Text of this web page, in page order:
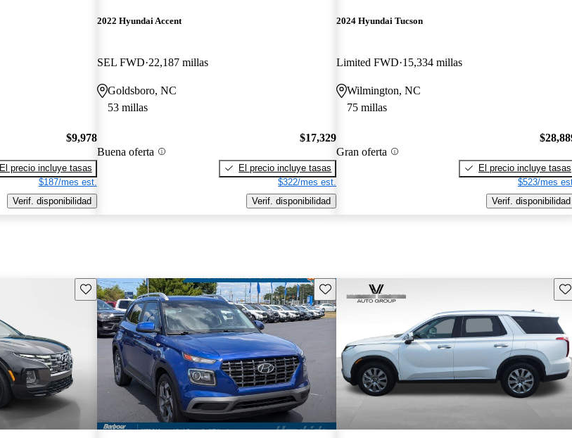
$9,978
El precio incluye tasas
$187/mes est.
Verif. disponibilidad
2022 Hyundai Accent
SEL FWD 22,187 millas
Goldsboro, NC
53 millas
Buena oferta
$17,329
El precio incluye tasas
$322/mes est.
Verif. disponibilidad
2024 Hyundai Tucson
Limited FWD 15,334 millas
Wilmington, NC
75 millas
Gran oferta
El precio incluye tasas
$523/mes
Verif. disponibilidad
Guarda este Aviso Guarda este Aviso